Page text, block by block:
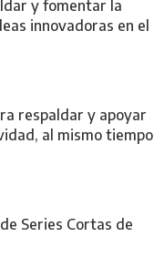
y fomentar la
innovadoras en el
respaldar y apoyar
al mismo tiempo
Series Cortas de